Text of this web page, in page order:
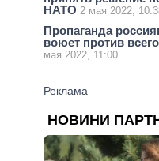
НАТО 2 мая 2022,
Пропаганда
воюет против
мая 2022, 11:00